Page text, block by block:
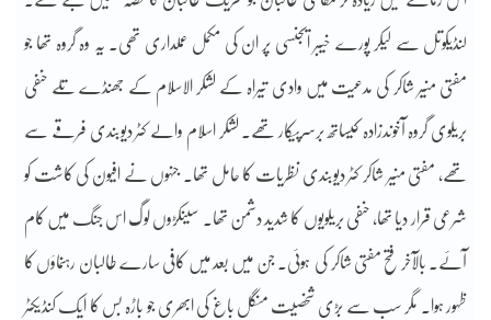
لنڈیکوتل سے لیکر پورے خیبر ایجنسی پر ان کی مکمل عملداری تھی۔ یہ وہ گروہ تھا جو
مفتی منیر شاکر کی مدعیت میں وادی تیراہ کے لشکر الاسلام کے جھنڈے تلے حنفی
بریلوی گروہ آخوندزادہ کیساتھ برسرپیکار تھے۔ لشکر اسلام والے کٹر دیوبندی فرقے سے
تھے، مفتی منیر شاکر کٹر دیوبندی نظریات کا حامل تھا۔ جنہوں نے افیون کی کاشت کو
شرعی قرار دیا تھا، حنفی بریلویوں کا شدید دشمن تھا۔ سینکڑوں لوگ اس جنگ میں کام
آئے۔ بالآخر فتح مفتی شاکر کی ہوئی۔ جن میں بعد میں کافی سارے طالبان رہنماؤں کا
ظہور ہوا۔ مگر سب سے بڑی شخصیت منگل باغ کی ابھری جو باڑہ بس کا ایک کنڈیکٹر